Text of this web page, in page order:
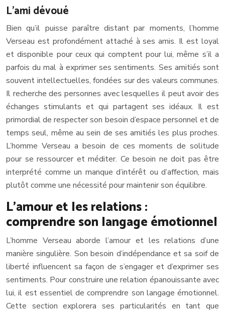
L’ami dévoué
Bien qu’il puisse paraître distant par moments, l’homme
Verseau est profondément attaché à ses amis. Il est loyal
et disponible pour ceux qui comptent pour lui, même s’il a
parfois du mal à exprimer ses sentiments. Ses amitiés sont
souvent intellectuelles, fondées sur des valeurs communes.
Il recherche des personnes avec lesquelles il peut avoir des
échanges stimulants et qui partagent ses idéaux. Il est
primordial de respecter son besoin d’espace personnel et de
temps seul, même au sein de ses amitiés les plus proches.
L’homme Verseau a besoin de ces moments de solitude
pour se ressourcer et méditer. Ce besoin ne doit pas être
interprété comme un manque d’intérêt ou d’affection, mais
plutôt comme une nécessité pour maintenir son équilibre.
L’amour et les relations :
comprendre son langage émotionnel
L’homme Verseau aborde l’amour et les relations d’une
manière singulière. Son besoin d’indépendance et sa soif de
liberté influencent sa façon de s’engager et d’exprimer ses
sentiments. Pour construire une relation épanouissante avec
lui, il est essentiel de comprendre son langage émotionnel.
Cette section explorera ses particularités en tant que